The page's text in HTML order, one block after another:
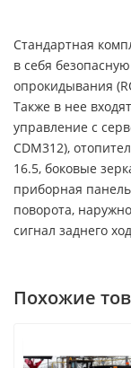
Стандартная
в себя
опрокидывания
Также в нее
управление с
CDM312),
16.5, боковые
приборная
поворота,
сигнал заднего
Похожие